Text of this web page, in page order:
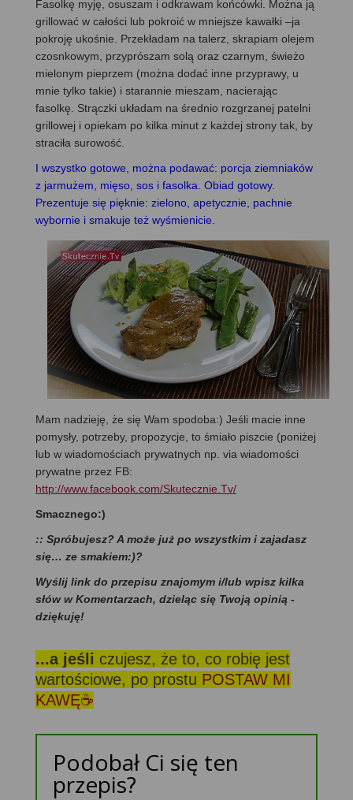
Fasolkę myję, osuszam i odkrawam końcówki. Można ją
grillować w całości lub pokroić w mniejsze kawałki –ja
pokroję ukośnie. Przekładam na talerz, skrapiam olejem
czosnkowym, przyprószam solą oraz czarnym, świeżo
mielonym pieprzem (można dodać inne przyprawy, u
mnie tylko takie) i starannie mieszam, nacierając
fasolkę. Strączki układam na średnio rozgrzanej patelni
grillowej i opiekam po kilka minut z każdej strony tak, by
straciła surowość.
I wszystko gotowe, można podawać: porcja ziemniaków
z jarmużem, mięso, sos i fasolka. Obiad gotowy.
Prezentuje się pięknie: zielono, apetycznie, pachnie
wybornie i smakuje też wyśmienicie.
Mam nadzieję, że się Wam spodoba:) Jeśli macie inne
pomysły, potrzeby, propozycje, to śmiało piszcie (poniżej
lub w wiadomościach prywatnych np. via wiadomości
prywatne przez FB:
http://www.facebook.com/Skutecznie.Tv/
Smacznego:)
:: Spróbujesz? A może już po wszystkim i zajadasz
się… ze smakiem:)?
Wyślij link do przepisu znajomym i/lub wpisz kilka
słów w Komentarzach, dzieląc się Twoją opinią -
dziękuję!
...a jeśli czujesz, że to, co robię jest
wartościowe, po prostu POSTAW MI
KAWĘ☕
Podobał Ci się ten
przepis?